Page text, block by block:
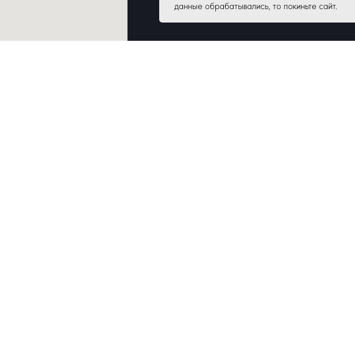
Выходные: суббота-воскресенье
данные обрабатывались, то покиньте сайт.